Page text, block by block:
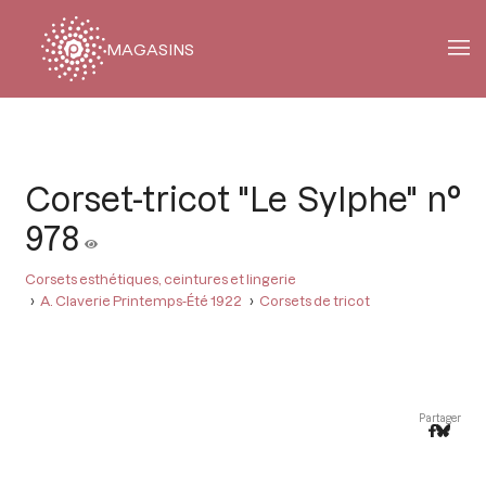
MAGASINS
Corset-tricot "Le Sylphe" n°
978
Corsets esthétiques, ceintures et lingerie
A. Claverie Printemps-Été 1922
Corsets de tricot
Partager